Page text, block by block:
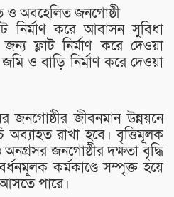
ও অবহেলিত জনগোষ্ঠী
নির্মাণ করে আবাসন সুবিধা
ফ্লাট নির্মাণ করে দেওয়া
ও বাড়ি নির্মাণ করে দেওয়া
জনগোষ্ঠীর জীবনমান উন্নয়নে
অব্যাহত রাখা হবে। বৃত্তিমূলক
অনগ্রসর জনগোষ্ঠীর দক্ষতা বৃদ্ধি
কর্মকাণ্ডে সম্পৃক্ত হয়ে
পারে।